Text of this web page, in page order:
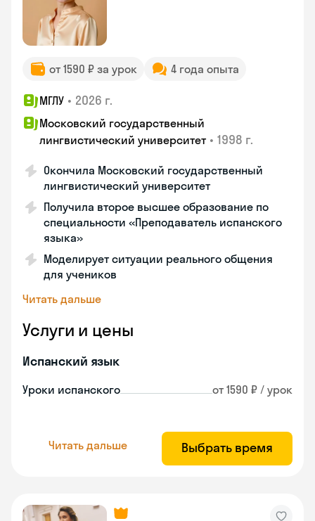
от 1590 ₽ за урок 4 года опыта
МГЛУ • 2026 г.
Московский государственный
лингвистический университет • 1998 г.
Окончила Московский государственный
лингвистический университет
Получила второе высшее образование по
специальности «Преподаватель испанского
языка»
Моделирует ситуации реального общения
для учеников
Читать дальше
Услуги и цены
Испанский язык
Уроки испанского от 1590 ₽ / урок
Читать дальше Выбрать время